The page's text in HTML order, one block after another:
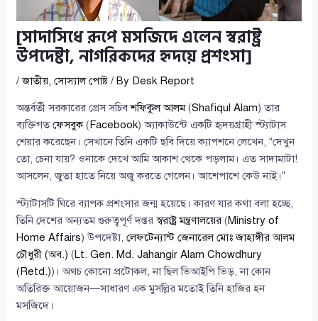
[সাদাসিধে রূপে মসজিদে এলেন স্বরাষ্ট্র
উপদেষ্টা, নাগরিকদের হৃদয়ে প্রশংসা]
/জাতীয়,সোস্যাল পোষ্ট / By Desk Report
অন্তর্বর্তী সরকারের প্রেস সচিবশফিকুল আলম(Shafiqul Alam) তার
ব্যক্তিগতফেসবুক( Facebook) অ্যাকাউন্টে একটি হৃদয়গ্রাহী স্ট্যাটাস
শেয়ার করেছেন। সেখানে তিনি একটি ছবি দিয়ে ক্যাপশনে লেখেন, “দেখুন
তো, চেনা যায়? ওনাকে দেখে আমি আকাশ থেকে পড়লাম। এত সাদামাটা!
আসলেন, জুতা হাতে নিয়ে অজু করতে গেলেন। আশেপাশে কেউ নাই।”
স্ট্যাটাসটি ঘিরে ব্যাপক প্রশংসার জন্ম হয়েছে। কারণ যার কথা বলা হচ্ছে,
তিনি দেশের অন্যতম গুরুত্বপূর্ণ দপ্তরস্বরাষ্ট্র মন্ত্রণালয়ের (Ministry of
Home Affairs) উপদেষ্টা,লেফটেন্যান্ট জেনারেল মোঃ জাহাঙ্গীর আলম
চৌধুরী (অব.) (Lt. Gen. Md. Jahangir Alam Chowdhury
(Retd.))। অথচ কোনো প্রটোকল, না ছিল ভিআইপি ভিড়, না কোন
অতিরিক্ত আয়োজন—সাধারণ এক মুসল্লির মতোই তিনি হাজির হন
মসজিদে।